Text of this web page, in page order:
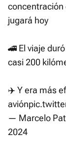
concentración
jugará hoy
🚄 El viaje
casi 200
✈️ Y era más
avión
— Marcelo
2024